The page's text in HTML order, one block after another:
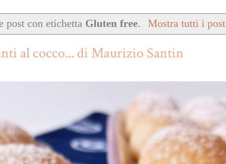
post con etichetta Gluten free. Mostra tutti i post
al cocco... di Maurizio Santin